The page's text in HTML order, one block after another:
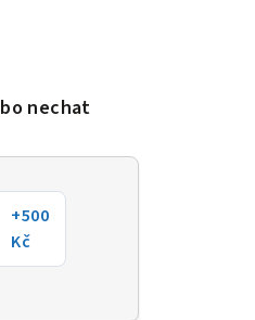
nechat
+500
Kč